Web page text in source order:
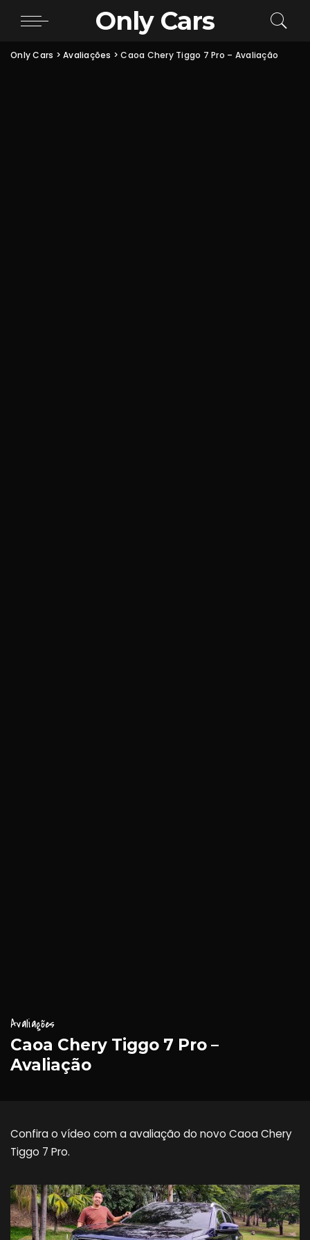
Only Cars
Only Cars >Avaliações >Caoa Chery Tiggo 7 Pro – Avaliação
Avaliações
Caoa Chery Tiggo 7 Pro –
Avaliação
Confira o vídeo com a avaliação do novo Caoa Chery
Tiggo 7 Pro.